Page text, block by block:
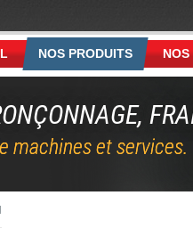
NOS PRODUITS NOS
machines et services.